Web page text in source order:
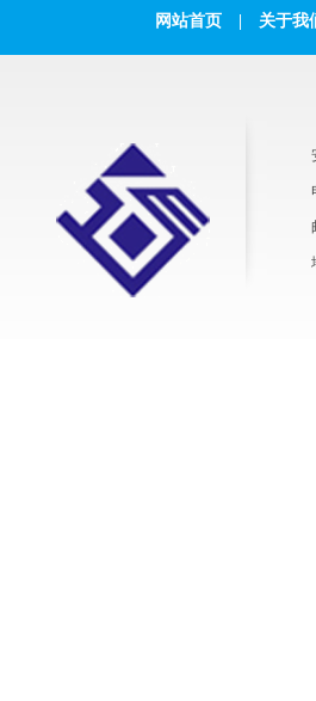
网站首页 关于我